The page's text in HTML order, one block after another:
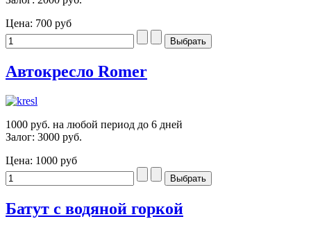
Цена: 700 руб
Автокресло Romer
1000 руб. на любой период до 6 дней
Залог: 3000 руб.
Цена: 1000 руб
Батут с водяной горкой